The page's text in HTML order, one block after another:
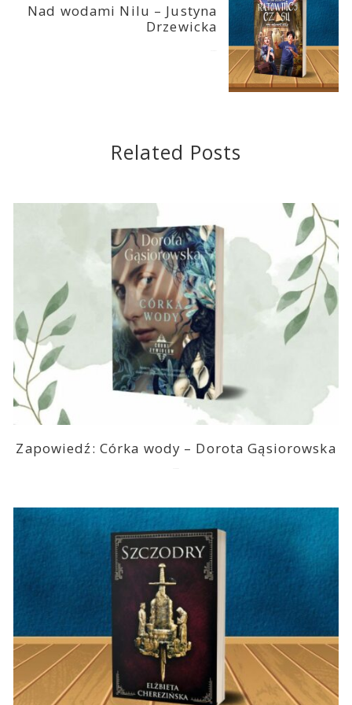
Nad wodami Nilu – Justyna
Drzewicka
Related Posts
Zapowiedź: Córka wody – Dorota Gąsiorowska